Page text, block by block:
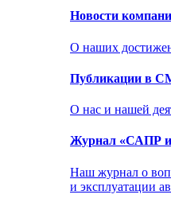
Новости
О наших
Публикации в
О нас и нашей
Журнал «САПР и
Наш журнал о
и эксплуатации